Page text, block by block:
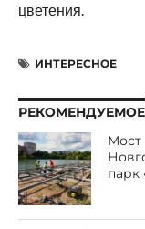
цветения.
ИНТЕРЕСНОЕ
РЕКОМЕНДУЕМОЕ
Мост
парк